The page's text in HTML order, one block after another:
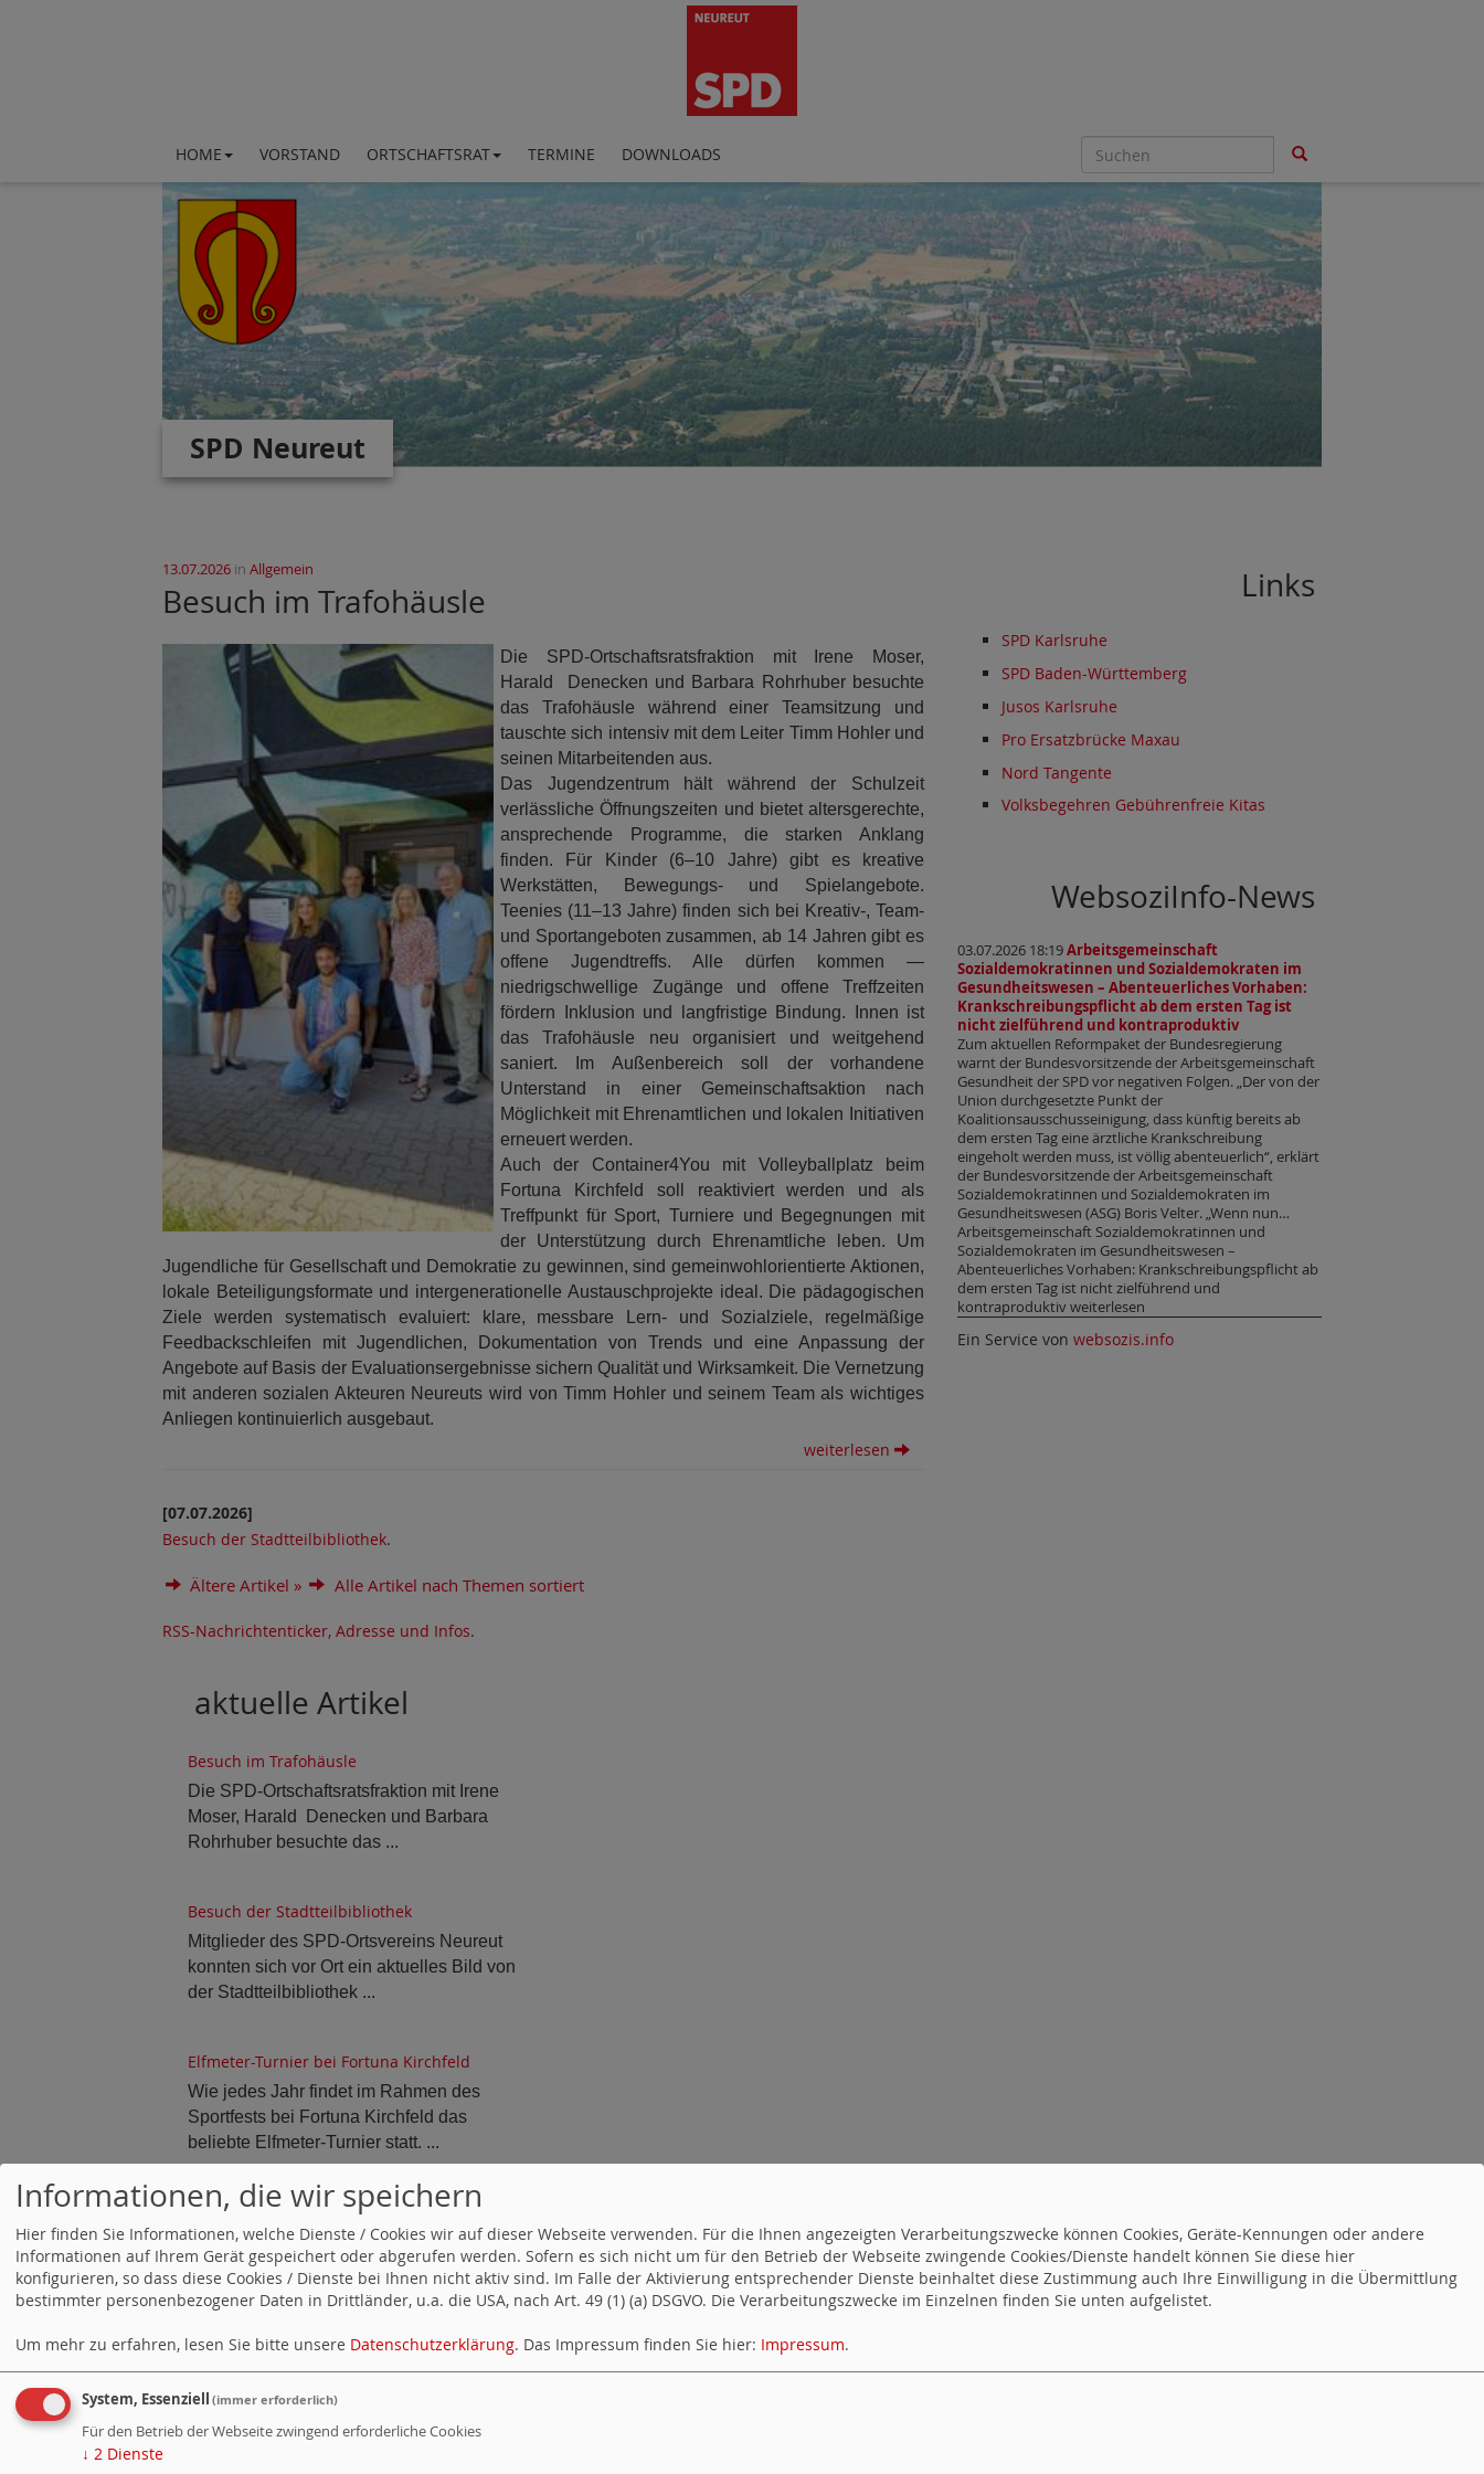
HOME VORSTAND ORTSCHAFTSRAT TERMINE DOWNLOADS
SPD Neureut
13.07.2026 in Allgemein
Besuch im Trafohäusle
Die SPD-Ortschaftsratsfraktion mit Irene Moser,
Harald Denecken und Barbara Rohrhuber besuchte
das Trafohäusle während einer Teamsitzung und
tauschte sich intensiv mit dem Leiter Timm Hohler und
seinen Mitarbeitenden aus.
Das Jugendzentrum hält während der Schulzeit
verlässliche Öffnungszeiten und bietet altersgerechte,
ansprechende Programme, die starken Anklang
finden. Für Kinder (6–10 Jahre) gibt es kreative
Werkstätten, Bewegungs‑ und Spielangebote.
Teenies (11–13 Jahre) finden sich bei Kreativ-, Team‑
und Sportangeboten zusammen, ab 14 Jahren gibt es
offene Jugendtreffs. Alle dürfen kommen —
niedrigschwellige Zugänge und offene Treffzeiten
fördern Inklusion und langfristige Bindung. Innen ist
das Trafohäusle neu organisiert und weitgehend
saniert. Im Außenbereich soll der vorhandene
Unterstand in einer Gemeinschaftsaktion nach
Möglichkeit mit Ehrenamtlichen und lokalen Initiativen
erneuert werden.
Auch der Container4You mit Volleyballplatz beim
Fortuna Kirchfeld soll reaktiviert werden und als
Treffpunkt für Sport, Turniere und Begegnungen mit
der Unterstützung durch Ehrenamtliche leben. Um
Jugendliche für Gesellschaft und Demokratie zu gewinnen, sind gemeinwohlorientierte Aktionen,
lokale Beteiligungsformate und intergenerationelle Austauschprojekte ideal. Die pädagogischen
Ziele werden systematisch evaluiert: klare, messbare Lern‑ und Sozialziele, regelmäßige
Feedbackschleifen mit Jugendlichen, Dokumentation von Trends und eine Anpassung der
Angebote auf Basis der Evaluationsergebnisse sichern Qualität und Wirksamkeit. Die Vernetzung
mit anderen sozialen Akteuren Neureuts wird von Timm Hohler und seinem Team als wichtiges
Anliegen kontinuierlich ausgebaut.
weiterlesen
[07.07.2026]
Besuch der Stadtteilbibliothek.
Ältere Artikel » Alle Artikel nach Themen sortiert
RSS-Nachrichtenticker, Adresse und Infos.
Links
SPD Karlsruhe
SPD Baden-Württemberg
Jusos Karlsruhe
Pro Ersatzbrücke Maxau
Nord Tangente
Volksbegehren Gebührenfreie Kitas
WebsoziInfo-News
03.07.2026 18:19Arbeitsgemeinschaft
Sozialdemokratinnen und Sozialdemokraten im
Gesundheitswesen – Abenteuerliches Vorhaben:
Krankschreibungspflicht ab dem ersten Tag ist
nicht zielführend und kontraproduktiv
Zum aktuellen Reformpaket der Bundesregierung
warnt der Bundesvorsitzende der Arbeitsgemeinschaft
Gesundheit der SPD vor negativen Folgen. „Der von der
Union durchgesetzte Punkt der
Koalitionsausschusseinigung, dass künftig bereits ab
dem ersten Tag eine ärztliche Krankschreibung
eingeholt werden muss, ist völlig abenteuerlich“, erklärt
der Bundesvorsitzende der Arbeitsgemeinschaft
Sozialdemokratinnen und Sozialdemokraten im
Gesundheitswesen (ASG) Boris Velter. „Wenn nun…
Arbeitsgemeinschaft Sozialdemokratinnen und
Sozialdemokraten im Gesundheitswesen –
Abenteuerliches Vorhaben: Krankschreibungspflicht ab
dem ersten Tag ist nicht zielführend und
kontraproduktiv weiterlesen
Ein Service von websozis.info
aktuelle Artikel
Besuch im Trafohäusle
Die SPD-Ortschaftsratsfraktion mit Irene
Moser, Harald Denecken und Barbara
Rohrhuber besuchte das ...
Besuch der Stadtteilbibliothek
Mitglieder des SPD-Ortsvereins Neureut
konnten sich vor Ort ein aktuelles Bild von
der Stadtteilbibliothek ...
Elfmeter-Turnier bei Fortuna Kirchfeld
Wie jedes Jahr findet im Rahmen des
Sportfests bei Fortuna Kirchfeld das
beliebte Elfmeter-Turnier statt. ...
Trauer um Klaus-Dieter Schulz
Die SPD Neureut trauert um ihr Mitglied
Klaus-Dieter Schulz, der mit 80 Jahren
verstorben ist. Klaus-Dieter ...
Am vergangenen Samstag startete das Adolf-
Erwachsene ...
Informationen, die wir speichern
Hier finden Sie Informationen, welche Dienste / Cookies wir auf dieser Webseite verwenden. Für die Ihnen angezeigten Verarbeitungszwecke können Cookies, Geräte-Kennungen oder andere
Informationen auf Ihrem Gerät gespeichert oder abgerufen werden. Sofern es sich nicht um für den Betrieb der Webseite zwingende Cookies/Dienste handelt können Sie diese hier
konfigurieren, so dass diese Cookies / Dienste bei Ihnen nicht aktiv sind. Im Falle der Aktivierung entsprechender Dienste beinhaltet diese Zustimmung auch Ihre Einwilligung in die Übermittlung
bestimmter personenbezogener Daten in Drittländer, u.a. die USA, nach Art. 49 (1) (a) DSGVO. Die Verarbeitungszwecke im Einzelnen finden Sie unten aufgelistet.
Um mehr zu erfahren, lesen Sie bitte unsere Datenschutzerklärung. Das Impressum finden Sie hier: Impressum.
System, Essenziell (immer erforderlich)
Für den Betrieb der Webseite zwingend erforderliche Cookies
↓ 2 Dienste